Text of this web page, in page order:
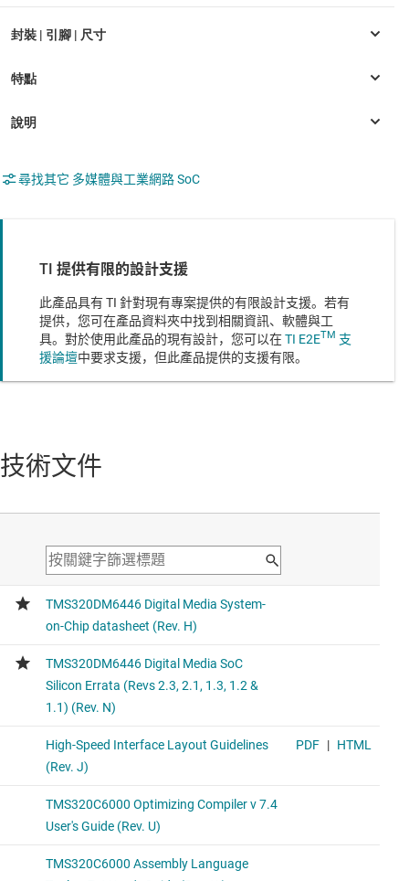
尋找其它 多媒體與工業網路 SoC
TI 提供有限的設計支援
此產品具有 TI 針對現有專案提供的有限設計支援。若有
提供，您可在產品資料夾中找到相關資訊、軟體與工
具。對於使用此產品的現有設計，您可以在TI E2ETM 支
援論壇中要求支援，但此產品提供的支援有限。
技術文件